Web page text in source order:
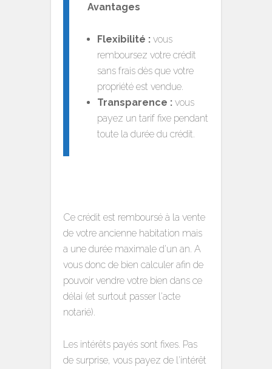
Avantages
Flexibilité : vous
remboursez votre crédit
sans frais dès que votre
propriété est vendue.
Transparence : vous
payez un tarif fixe pendant
toute la durée du crédit.
Ce crédit est remboursé à la vente
de votre ancienne habitation mais
a une durée maximale d'un an. A
vous donc de bien calculer afin de
pouvoir vendre votre bien dans ce
délai (et surtout passer l'acte
notarié).
Les intérêts payés sont fixes. Pas
de surprise, vous payez de l'intérêt